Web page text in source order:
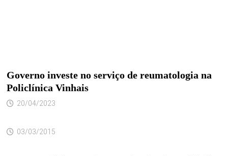
Governo investe no serviço de reumatologia na
Policlínica Vinhais
20/04/2023
03/03/2015